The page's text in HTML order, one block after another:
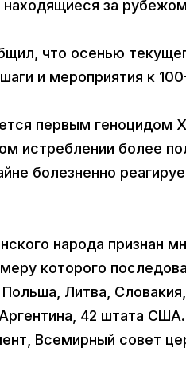
за
что осенью
и мероприятия к
первым геноцидом
истреблении более
болезненно
народа признан
которого
Польша, Литва,
42 штата
Всемирный совет